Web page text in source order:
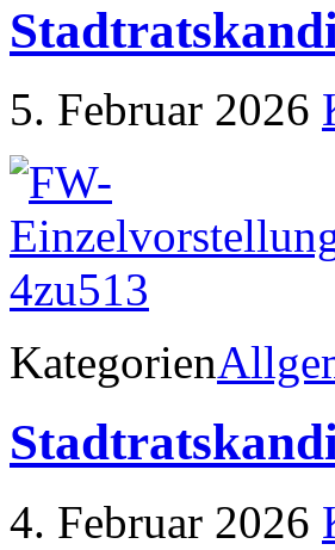
5. Februar 2026
Kategorien
4. Februar 2026